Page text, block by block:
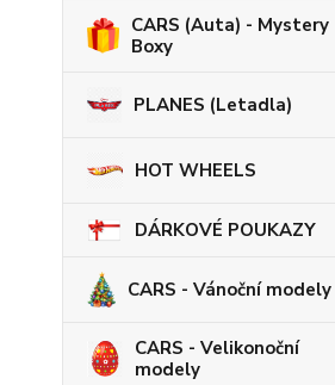
CARS (Auta) - Mystery
Boxy
PLANES (Letadla)
HOT WHEELS
DÁRKOVÉ POUKAZY
CARS - Vánoční modely
CARS - Velikonoční
modely